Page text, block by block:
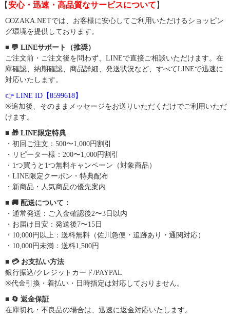
【安心・迅速・高品質なサービスについて 】
COZAKA.NETでは、お客様に安心してご利用いただけるショッピン
グ環境を提供しております。
■ 💬 LINEサポート（推奨）
ご注文前・ご注文後を問わず、LINEで直接ご相談いただけます。在
庫確認、納期確認、商品詳細、発送状況など、すべてLINEで迅速に
対応いたします。
👉 LINE ID【8599618】
※追加後、そのままメッセージをお送りいただくだけでご利用いただ
けます。
■ 🎁 LINE限定特典
・初回ご注文：500〜1,000円割引
・リピーター様：200〜1,000円割引
・1つ買うと1つ無料キャンペーン（対象商品）
・LINE限定クーポン・特典配布
・新商品・人気商品の優先案内
■ 🚚 配送について：
・通常発送：ご入金確認後2〜3日以内
・お届け目安：発送後7〜15日
・10,000円以上：送料無料（佐川急便・追跡あり・通関対応）
・10,000円未満：送料1,500円
■ 💳 お支払い方法
銀行振込/クレジットカード/PAYPAL
※代金引換・着払い・日時指定は対応しておりません。
■ 🔄 返金保証
在庫切れ・不良品の場合は、迅速に返金対応いたします。